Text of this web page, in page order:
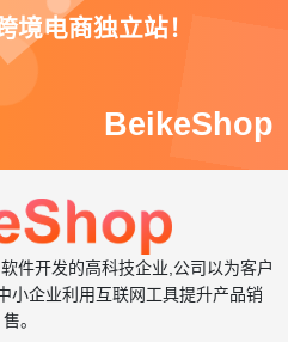
境电商独立站！
BeikeShop
件开发的高科技企业,公司以为客户
小企业利用互联网工具提升产品销
售。